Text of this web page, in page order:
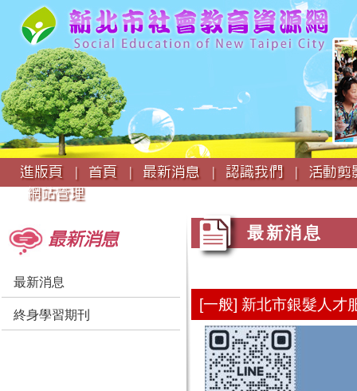
:::
進版頁 |
首頁 | 最新消息 | 認識我們 |
活動
網站管理
最新消息
最新消息
終身學習期刊
最新消息
[一般] 新北市銀髮人才